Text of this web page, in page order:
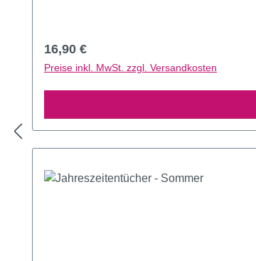
Regulärer Preis:
16,90 €
Preise inkl. MwSt. zzgl. Versandkosten